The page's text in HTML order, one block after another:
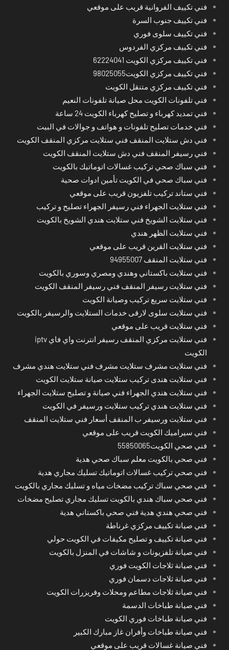
فني تكييف الفروانية قريب على موقعي
فني تكييف جنوب السرة
فني تكييف سلوى فوري
فني تكييف مركزي الفردوس
فني تكييف مركزي الكويت 62224041
فني تكييف مركزي الكويت98025055
فني تكييف مركزي متنقل الكويت
فني تلفونات الكويت محل صيانة تلفونات النعيم
فني تمديد كهرباء و تصليح كهرباء الكويت 24 ساعة
فني خدمات تصليح تلفونات و هواتف و جوالات في البيت
فني دش ستلايت المنقف فني ستلايت مركزي المنقف الكويت
فني رسيفر المنقف فني دش ستلايت المنقف الكويت
فني سباك صحي تركيب غسالات اتوماتيك بالكويت
فني سباك صحي في الكويت تأمين ادوات صحية
فني ستاند تركيب تلفزيون قريب على موقعي
فني ستلايت الجهراء فني رسيفر الجهراء تصليح و تركيب
فني ستلايت الشويخ فني ستلايت هندي الشويخ بالكويت
فني ستلايت الظهر هندي
فني ستلايت القرين قريب على موقعي
فني ستلايت المنقف 94955007
فني ستلايت باكستاني وهندي ومصري وسوري بالكويت
فني ستلايت رسيفر المنقف فني رسيفر المنقف الكويت
فني ستلايت سريع تركيب وصيانة الكويت
فني ستلايت سلوى لارقى خدمات الستلايت والرسيفر بالكويت
فني ستلايت قريب على موقعي
فني ستلايت مركزي المنقف رسيفر انترنت واي فاي iptv
الكويت
فني ستلايت مشرف ستلايت مشرف فني ستلايت هندي مشرف
فني ستلايت هندى تركيب ستلايت صيانة ستلايت الكويت
فني ستلايت هندي الجهراء فني صيانة و تصليح ستلايت الجهراء
فني ستلايت هندي تركيب ستلايت ورسيفر في الكويت
فني ستلايت ورسيفر ب المنقف أسعار فني ستلايت المنقف
فني سيراميك الكويت قريب على موقعي
فني صحي الكويت55850065
فني صحي بالكويت معلم سباك صحي هدية
فني صحي تركيب غسالات اتوماتيك تسليك مجاري هدية
فني صحي سباك تركيب مضخات مياه و تسليك مجاري بالكويت
فني صحي سباك هندي بالكويت تسليك مجاري تصليح مضخات
فني صحي هندي هدية فني صحي باكستاني هدية
فني صيانة تكييف مركزي غرناطة
فني صيانة تكييف و تصليح مكيفات في الكويت حولي
فني صيانة تلفزيونات و شاشات في المنزل بالكويت
فني صيانة ثلاجات الكويت فوري
فني صيانة ثلاجات دسمان فوري
فني صيانة ثلاجات مطاعم ومحلات وفريزرات الكويت
فني صيانة طباخات الدسمة
فني صيانة طباخات فوري الكويت
فني صيانة طباخات وأفران غاز مبارك الكبير
فني صيانة غسالات قريب على موقعي